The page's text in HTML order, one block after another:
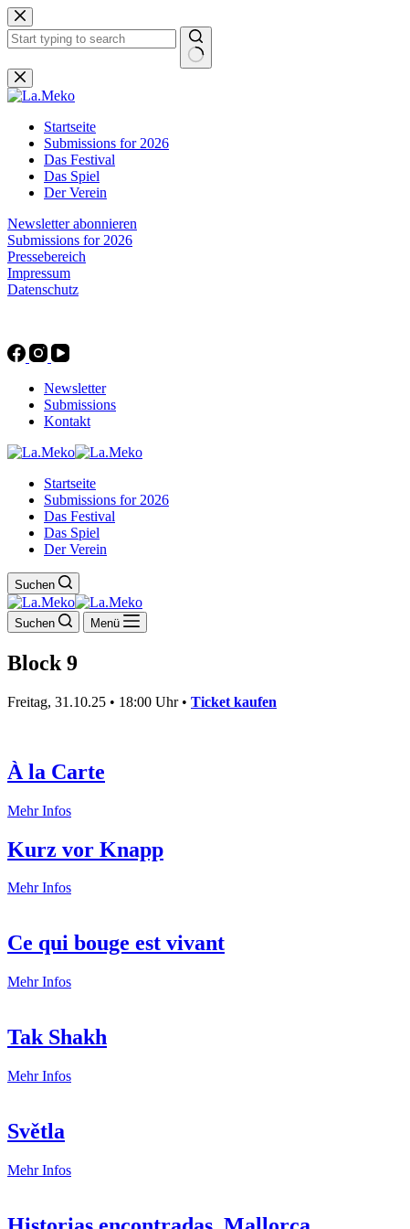
Zum
Inhalt
springen
Keine
Ergebnisse
Startseite
Submissions for 2026
Das Festival
Das Spiel
Der Verein
Newsletter abonnieren
Submissions for 2026
Pressebereich
Impressum
Datenschutz
Newsletter
Submissions
Kontakt
Startseite
Submissions for 2026
Das Festival
Das Spiel
Der Verein
Suchen
Suchen Menü
Block 9
Freitag, 31.10.25 • 18:00 Uhr • Ticket kaufen
À la Carte
Mehr InfosÀ
Carte
Kurz vor Knapp
Mehr InfosKurz
Ce qui bouge est vivant
Mehr InfosCe
est
vivant
Tak Shakh
Mehr InfosTak
Světla
Mehr InfosSvětla